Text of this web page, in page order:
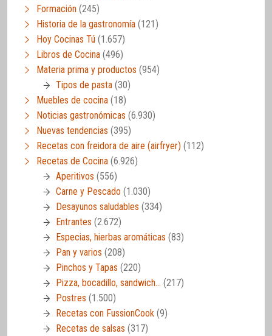
Formación (245)
Historia de la gastronomía (121)
Hoy Cocinas Tú (1.657)
Libros de Cocina (496)
Materia prima y productos (954)
Tipos de pasta (30)
Muebles de cocina (18)
Noticias gastronómicas (6.930)
Nuevas tendencias (395)
Recetas con freidora de aire (airfryer) (112)
Recetas de Cocina (6.926)
Aperitivos (556)
Carne y Pescado (1.030)
Desayunos saludables (334)
Entrantes (2.672)
Especias, hierbas aromáticas (83)
Pan y varios (208)
Pinchos y Tapas (220)
Pizza, bocadillo, sandwich… (217)
Postres (1.500)
Recetas con FussionCook (9)
Recetas de salsas (317)